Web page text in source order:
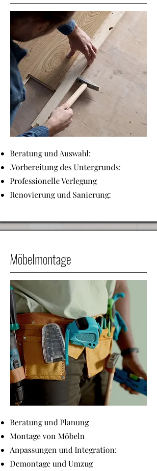
Beratung und Auswahl:
.Vorbereitung des Untergrunds:
Professionelle Verlegung
Renovierung und Sanierung:
Möbelmontage
Beratung und Planung
Montage von Möbeln
Anpassungen und Integration:
Demontage und Umzug